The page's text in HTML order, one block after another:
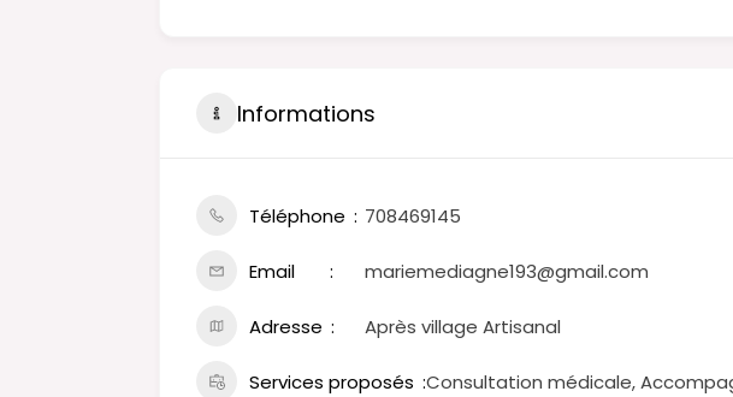
Informations
Téléphone 708469145
Email mariemediagne193@gmail.com
Adresse Après village Artisanal
Services proposés Consultation médicale,